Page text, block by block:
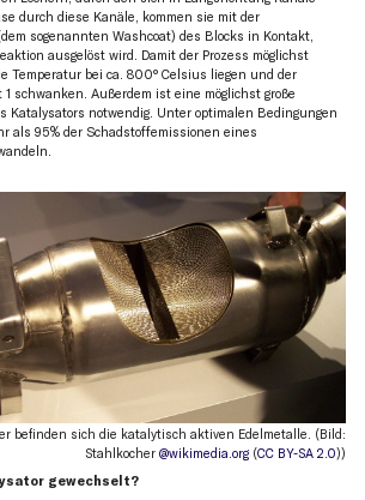
durch diese Kanäle, kommen sie mit der
sogenannten Washcoat) des Blocks in Kontakt,
ausgelöst wird. Damit der Prozess möglichst
Temperatur bei ca. 800° Celsius liegen und der
schwanken. Außerdem ist eine möglichst große
Katalysators notwendig. Unter optimalen Bedingungen
als 95% der Schadstoffemissionen eines
befinden sich die katalytisch aktiven Edelmetalle. (Bild:
Stahlkocher @wikimedia.org (CC BY-SA 2.0))
gewechselt?